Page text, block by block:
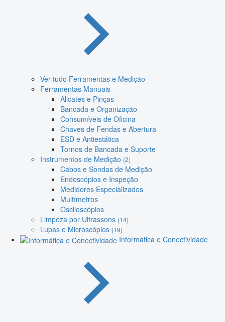
Ver tudo Ferramentas e Medição
Ferramentas Manuais
Alicates e Pinças
Bancada e Organização
Consumíveis de Oficina
Chaves de Fendas e Abertura
ESD e Antiestática
Tornos de Bancada e Suporte
Instrumentos de Medição (2)
Cabos e Sondas de Medição
Endoscópios e Inspeção
Medidores Especializados
Multímetros
Osciloscópios
Limpeza por Ultrassons (14)
Lupas e Microscópios (19)
Informática e Conectividade